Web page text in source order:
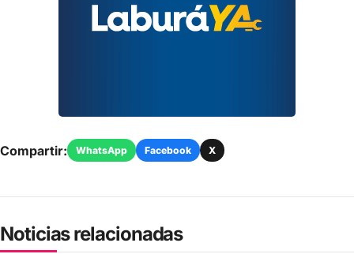
Compartir: WhatsApp Facebook X
Noticias relacionadas